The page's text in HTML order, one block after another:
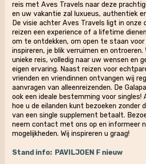
reis met Aves Travels naar deze
en uw vakantie zal luxueus, authentiek
De visie achter Aves Travels ligt in onze
reizen een experience of a lifetime
om te ontdekken, om open te staan
inspireren, je blik verruimen en ontroeren.
unieke reis, volledig naar uw wensen en
eigen ervaring. Naast reizen voor
vrienden en vriendinnen ontvangen wij
aanvragen van alleenreizenden. De
ook een ideale bestemming voor singles!
hoe u de eilanden kunt bezoeken zonder
van een single supplement betaalt.
neem contact met ons op en informeer
mogelijkheden. Wij inspireren u graag!
Stand info: PAVILJOEN F nieuw